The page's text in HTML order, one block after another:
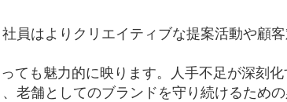
員はよりクリエイティブな提案活動や顧
ても魅力的に映ります。人手不足が深刻化
老舗としてのブランドを守り続けるため